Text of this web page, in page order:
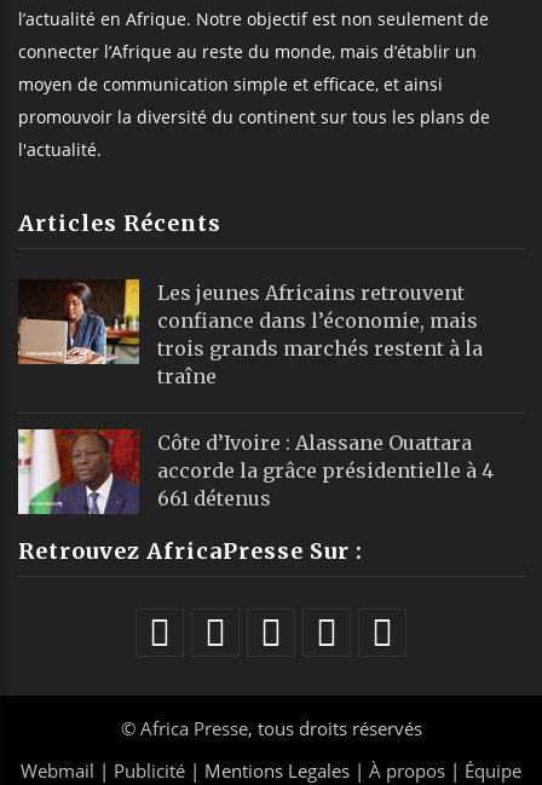
l’actualité en Afrique. Notre objectif est non seulement de
connecter l’Afrique au reste du monde, mais d’établir un
moyen de communication simple et efficace, et ainsi
promouvoir la diversité du continent sur tous les plans de
l'actualité.
Articles Récents
Les jeunes Africains retrouvent
confiance dans l’économie, mais
trois grands marchés restent à la
traîne
Côte d’Ivoire : Alassane Ouattara
accorde la grâce présidentielle à 4
661 détenus
Retrouvez AfricaPresse Sur :
© Africa Presse, tous droits réservés
Webmail | Publicité | Mentions Legales | À propos | Équipe